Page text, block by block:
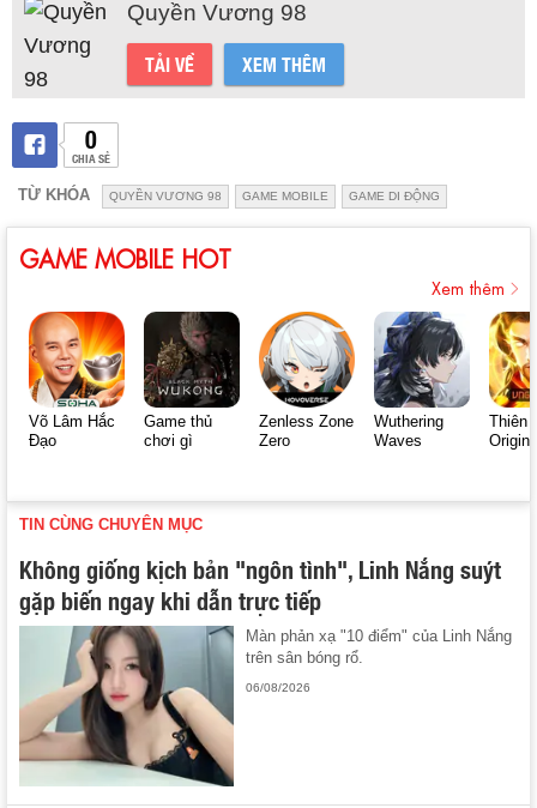
Quyền Vương 98
TẢI VỀ XEM THÊM
0
CHIA SẺ
TỪ KHÓA QUYỀN VƯƠNG 98 GAME MOBILE GAME DI ĐỘNG
GAME MOBILE HOT
Xem thêm
Võ Lâm Hắc
Đạo
Game thủ
chơi gì
Zenless Zone
Zero
Wuthering
Waves
Thiên
Origin
TIN CÙNG CHUYÊN MỤC
Không giống kịch bản "ngôn tình", Linh Nắng suýt
gặp biến ngay khi dẫn trực tiếp
Màn phản xạ "10 điểm" của Linh Nắng
trên sân bóng rổ.
06/08/2026